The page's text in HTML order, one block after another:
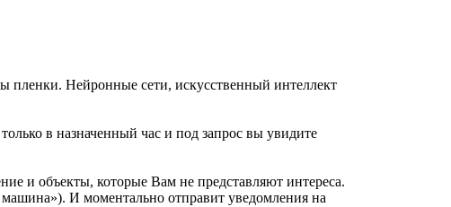
пленки. Нейронные сети, искусственный интеллект
в назначенный час и под запрос вы увидите
и объекты, которые Вам не представляют интереса.
И моментально отправит уведомления на